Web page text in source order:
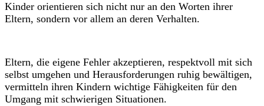
Kinder orientieren sich nicht nur an den Worten ihrer
Eltern, sondern vor allem an deren Verhalten.
Eltern, die eigene Fehler akzeptieren, respektvoll mit sich
selbst umgehen und Herausforderungen ruhig bewältigen,
vermitteln ihren Kindern wichtige Fähigkeiten für den
Umgang mit schwierigen Situationen.